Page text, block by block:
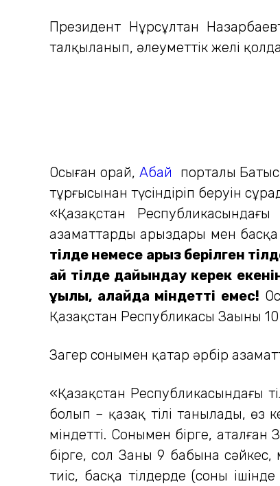
Президент Нұрсұлтан
талқыланып, әлеуметтік желі
Осыған орай, Абай
порталы Батыс
тұрғысынан түсіндіріп беруін
«Қазақстан
азаматтардың арыздары мен
тілде немесе арыз берілген
қай тілде дайындау керек
құқылы, алайда міндетті емес!
Қазақстан Республикасы Заңының
Заңгер сонымен қатар әрбір
«Қазақстан Республикасындағы
болып – қазақ тілі танылады, өз
міндетті. Сонымен бірге, аталған
бірге, сол Заңның 9 бабына
тиіс, басқа тілдерде (соның